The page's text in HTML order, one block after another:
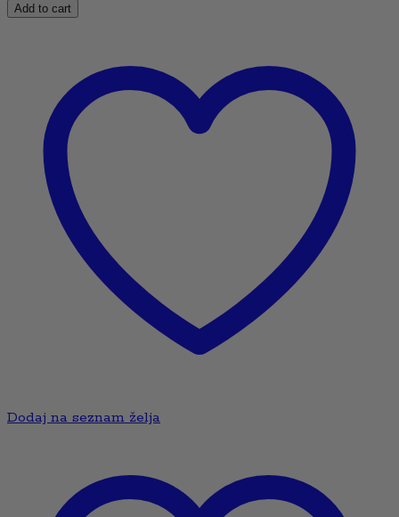
Add to cart
Dodaj na seznam želja